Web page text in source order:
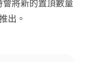
將新的置頂數量
出。